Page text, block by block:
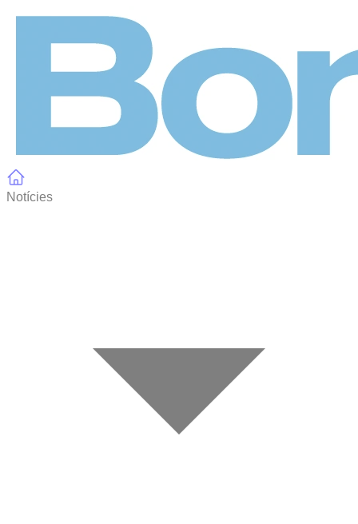
Notícies